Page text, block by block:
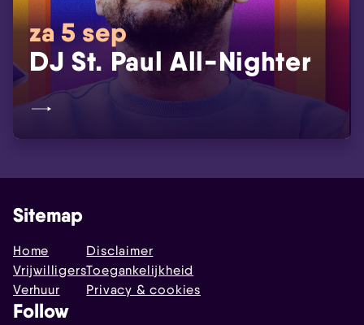
za 5 sep
DJ St. Paul All-Nighter
Sitemap
Home
Vrijwilligers
Verhuur
Disclaimer
Toegankelijkheid
Privacy & cookies
Follow